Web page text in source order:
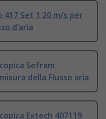
Set 1 20 m/s per
d'aria
Sefram
della Flusso aria
Extech 407119